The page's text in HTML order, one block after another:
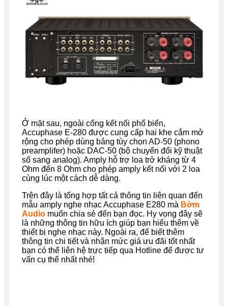
Ở mặt sau, ngoài cổng kết nối phổ biến,
Accuphase E-280 được cung cấp hai khe cắm mở
rộng cho phép dùng bảng tùy chọn AD-50 (phono
preamplifer) hoặc DAC-50 (bộ chuyển đổi kỹ thuật
số sang analog). Amply hỗ trợ loa trở kháng từ 4
Ohm đến 8 Ohm cho phép amply kết nối với 2 loa
cùng lúc một cách dễ dàng.
Trên đây là tổng hợp tất cả thông tin liên quan đến
mẫu amply nghe nhạc Accuphase E280 mà Bờm
Audio muốn chia sẻ đến bạn đọc. Hy vọng đây sẽ
là những thông tin hữu ích giúp bạn hiểu thêm về
thiết bị nghe nhạc này. Ngoài ra, để biết thêm
thông tin chi tiết và nhận mức giá ưu đãi tốt nhất
bạn có thể liên hệ trực tiếp qua Hotline để được tư
vấn cụ thể nhất nhé!